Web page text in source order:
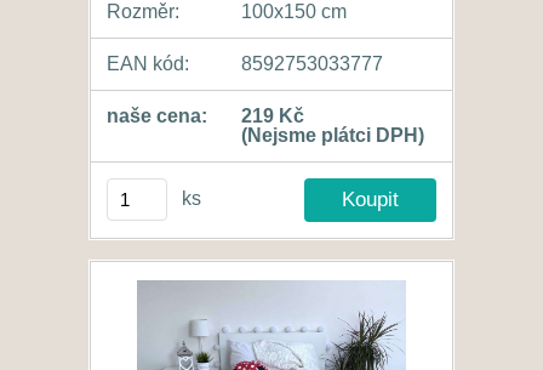
Rozměr: 100x150 cm
EAN kód: 8592753033777
naše cena:
219 Kč
(Nejsme plátci DPH)
ks